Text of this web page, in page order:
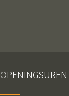
OPENINGSUREN